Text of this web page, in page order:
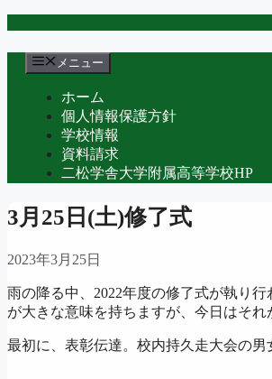
メニュー
ホーム
個人情報保護方針
学校情報
資料請求
二松学舎大学附属高等学校HP
3月25日(土)修了式
2023年3月25日
雨の降る中、2022年度の修了式が執り
が大きな意味を持ちますが、今日はそれ
最初に、表彰伝達。校内持久走大会の男